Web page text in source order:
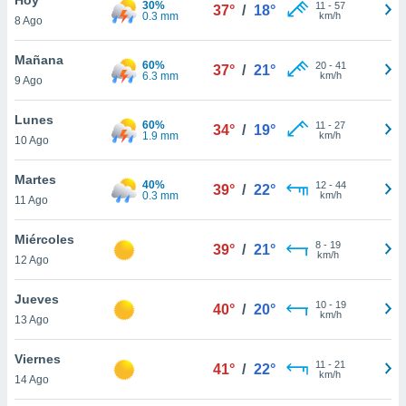
en
más
nuestra
de
cookies
aceptar
8 Ago
30%
0.3 mm
37° / 18° 11 - 57
km/h
Mañana
9 Ago
60%
6.3 mm
37° / 21° 20- 41
km/h
Lunes
10 Ago
60%
1.9 mm
34° / 19° 11 - 27
km/h
Martes
11 Ago
40%
0.3 mm
39° / 22° 12- 44
km/h
Miércoles
12 Ago
39° / 21° 8- 19
km/h
Jueves
13 Ago
40° / 20° 10- 19
km/h
Viernes
14 Ago
41° / 22° 11 - 21
km/h